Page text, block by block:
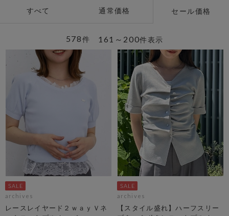
すべて 通常価格 セール価格
161～200件表示
578件
archives
レースレイヤード２ｗａｙＶネ
archives
【スタイル盛れ】ハーフスリー